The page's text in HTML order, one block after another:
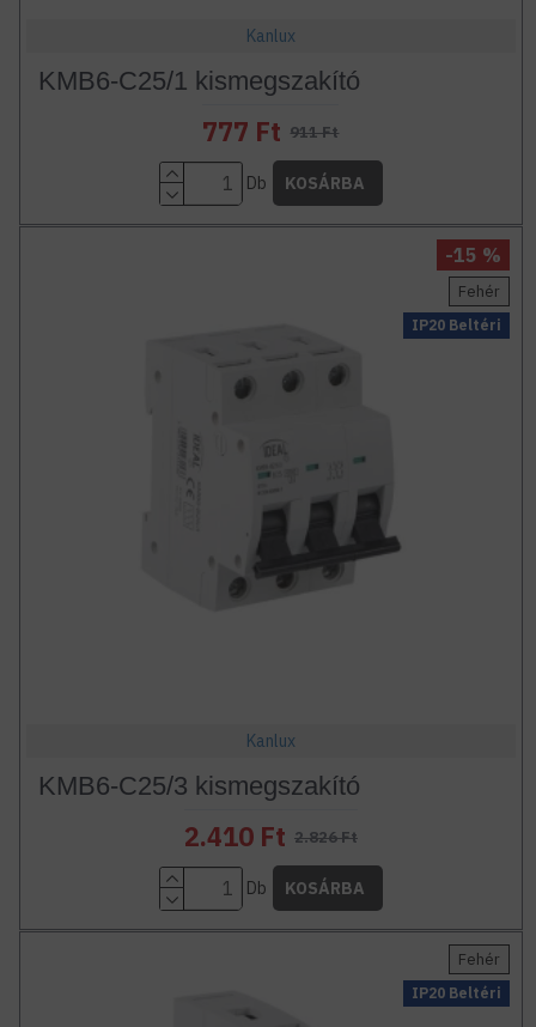
Kanlux
KMB6-C25/1 kismegszakító
777 Ft 911 Ft
Db KOSÁRBA
IP20 Beltéri
Fehér
-15 %
Kanlux
KMB6-C25/3 kismegszakító
2.410 Ft 2.826 Ft
Db KOSÁRBA
IP20 Beltéri
Fehér